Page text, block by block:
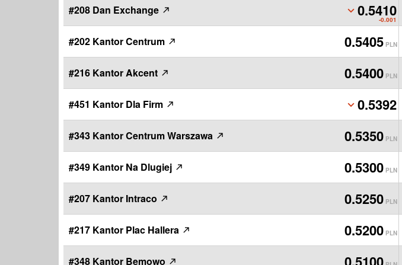
#208 Dan Exchange 0.5410
-0.001
#202 Kantor Centrum 0.5405 PLN
#216 Kantor Akcent 0.5400 PLN
#451 Kantor Dla Firm 0.5392
#343 Kantor Centrum Warszawa 0.5350 PLN
#349 Kantor Na Dlugiej 0.5300 PLN
#207 Kantor Intraco 0.5250 PLN
#217 Kantor Plac Hallera 0.5200 PLN
#348 Kantor Bemowo